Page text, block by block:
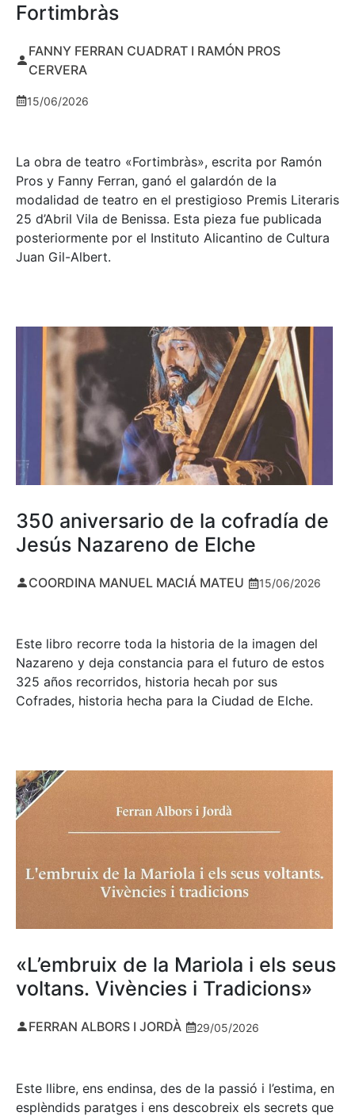
Fortimbràs
FANNY FERRAN CUADRAT I RAMÓN PROS
CERVERA
15/06/2026
La obra de teatro «Fortimbràs», escrita por Ramón
Pros y Fanny Ferran, ganó el galardón de la
modalidad de teatro en el prestigioso Premis Literaris
25 d’Abril Vila de Benissa. Esta pieza fue publicada
posteriormente por el Instituto Alicantino de Cultura
Juan Gil-Albert.
350 aniversario de la cofradía de
Jesús Nazareno de Elche
COORDINA MANUEL MACIÁ MATEU 15/06/2026
Este libro recorre toda la historia de la imagen del
Nazareno y deja constancia para el futuro de estos
325 años recorridos, historia hecah por sus
Cofrades, historia hecha para la Ciudad de Elche.
«L’embruix de la Mariola i els seus
voltans. Vivències i Tradicions»
FERRAN ALBORS I JORDÀ 29/05/2026
Este llibre, ens endinsa, des de la passió i l’estima, en
esplèndids paratges i ens descobreix els secrets que